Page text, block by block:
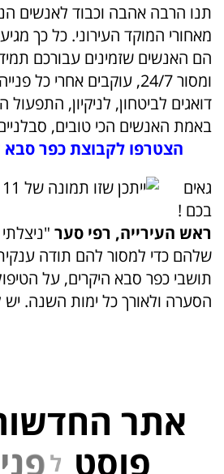
תנו הרבה אהבה וכבוד לאנשים
מאחורי המוקד העירוני. כל כך
הם האנשים שזמינים עבורכם
ומסור 24/7, עוקבים אחרי
דואגים לביטחון, לניקיון, התפעול
באמת האנשים הכי טובים,
הצטרפו לקבוצת כפר סבא
גאים
בכם !
ראש העירייה, רפי סער
שלהם כדי למסור להם תודה
תושבי כפר סבא היקרים, על
הסערה ולאורך כל ימות השנה. יש
אתר
פוסט